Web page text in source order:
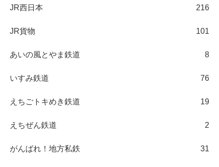
JR西日本 216
JR貨物 101
あいの風とやま鉄道 8
いすみ鉄道 76
えちごトキめき鉄道 19
えちぜん鉄道 2
がんばれ！地方私鉄 31